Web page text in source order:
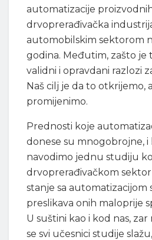
automatizacije
drvoprerađivačka
automobilskim sektorom
godina. Međutim, zašto je
validni i opravdani razlozi
Naš cilj je da to otkrijemo,
promijenimo.
Prednosti koje
donese su mnogobrojne, i
navodimo jednu studiju
drvoprerađivačkom
stanje sa automatizacijom
preslikava onih maloprije
U suštini kao i kod nas,
se svi učesnici studije